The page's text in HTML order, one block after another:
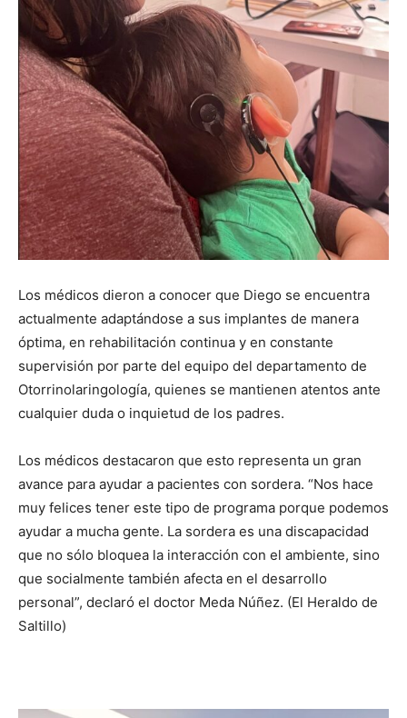
Los médicos dieron a conocer que Diego se encuentra
actualmente adaptándose a sus implantes de manera
óptima, en rehabilitación continua y en constante
supervisión por parte del equipo del departamento de
Otorrinolaringología, quienes se mantienen atentos ante
cualquier duda o inquietud de los padres.
Los médicos destacaron que esto representa un gran
avance para ayudar a pacientes con sordera. “Nos hace
muy felices tener este tipo de programa porque podemos
ayudar a mucha gente. La sordera es una discapacidad
que no sólo bloquea la interacción con el ambiente, sino
que socialmente también afecta en el desarrollo
personal”, declaró el doctor Meda Núñez. (El Heraldo de
Saltillo)